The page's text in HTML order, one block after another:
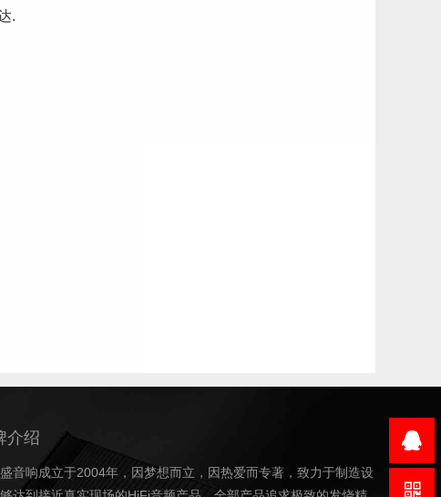
.
介绍
音响成立于2004年，因梦想而立，因热爱而专著，致力于制造设